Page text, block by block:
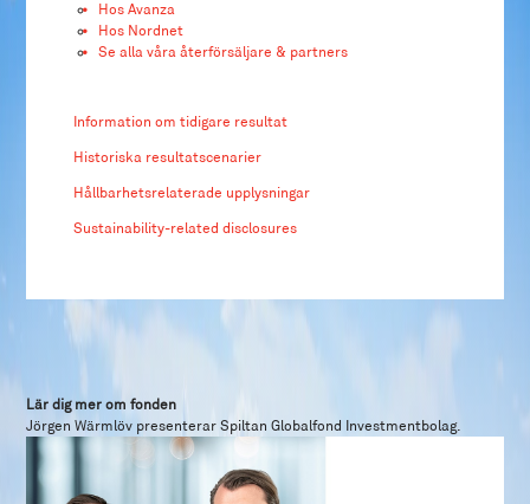
Hos Avanza
Hos Nordnet
Se alla våra återförsäljare & partners
Information om tidigare resultat
Historiska resultatscenarier
Hållbarhetsrelaterade upplysningar
Sustainability-related disclosures
Lär dig mer om fonden
Jörgen Wärmlöv presenterar Spiltan Globalfond Investmentbolag.